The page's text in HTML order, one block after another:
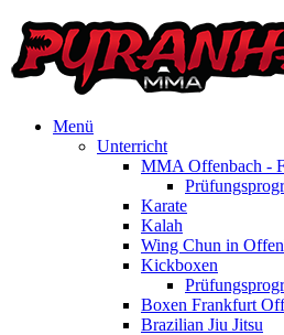
Menü
Unterricht
MMA Offenbach -
Karate
Kalah
Wing Chun in
Kickboxen
Boxen Frankfurt
Brazilian Jiu Jitsu